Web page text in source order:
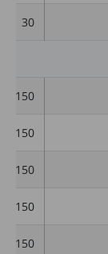
30
150
150
150
150
150